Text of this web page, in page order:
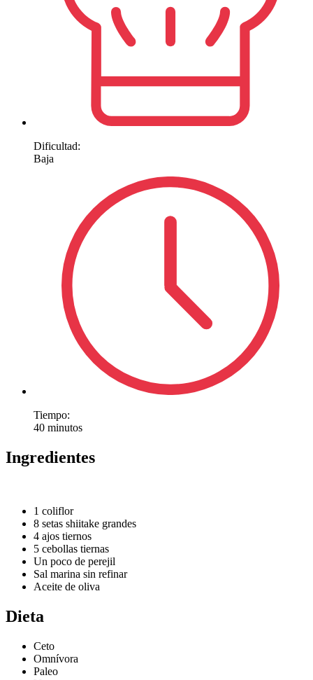
Dificultad:
Baja
Tiempo:
40 minutos
Ingredientes
1 coliflor
8 setas shiitake grandes
4 ajos tiernos
5 cebollas tiernas
Un poco de perejil
Sal marina sin refinar
Aceite de oliva
Dieta
Ceto
Omnívora
Paleo